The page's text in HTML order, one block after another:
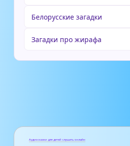
Белорусские загадки
Загадки про жирафа
Аудиосказки для детей слушать онлайн